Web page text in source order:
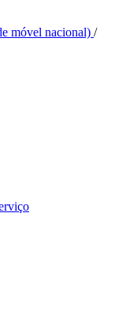
móvel nacional) /